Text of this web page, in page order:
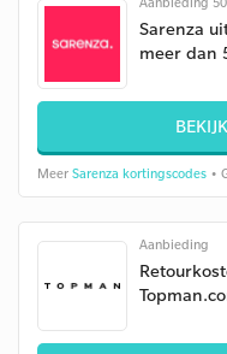
Sarenza
meer dan
Meer Sarenza kortingscodes •
Aanbieding